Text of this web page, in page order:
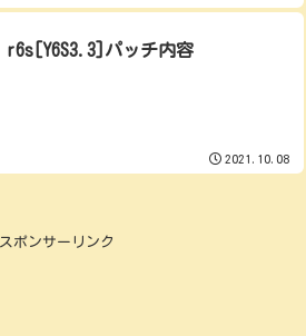
r6s[Y6S3.3]パッチ内容
2021.10.08
スポンサーリンク